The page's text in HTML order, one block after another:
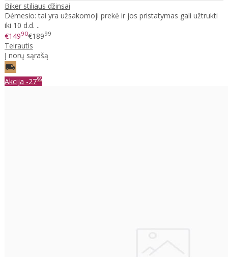
Biker stiliaus džinsai
Dėmesio: tai yra užsakomoji prekė ir jos pristatymas gali užtrukti
iki 10 d.d. ..
€14990€18999
Teirautis
Į norų sąrašą
Akcija -27%